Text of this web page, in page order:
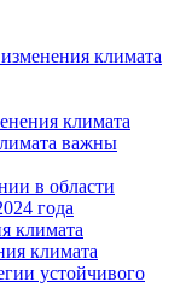
климата
климата
важны
в области
года
климата
климата
устойчивого